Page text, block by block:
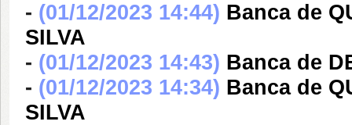
- (01/12/2023 14:44) Banca de
SILVA
- (01/12/2023 14:43) Banca de
- (01/12/2023 14:34) Banca de
SILVA